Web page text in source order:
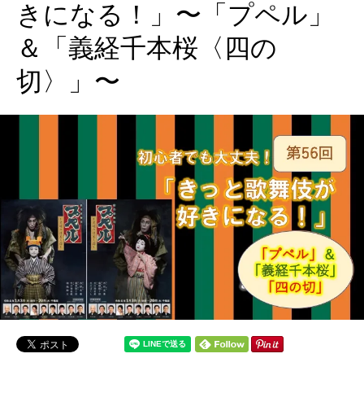
きになる！」〜「プペル」
＆「義経千本桜〈四の
切〉」〜